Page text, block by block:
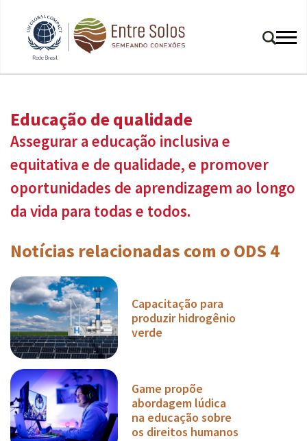
Educação de qualidade
Assegurar a educação inclusiva e
equitativa e de qualidade, e promover
oportunidades de aprendizagem ao longo
da vida para todas e todos.
Notícias relacionadas com o ODS 4
Capacitação para
produzir hidrogênio
verde
Game propõe
abordagem lúdica
na educação sobre
os direitos humanos